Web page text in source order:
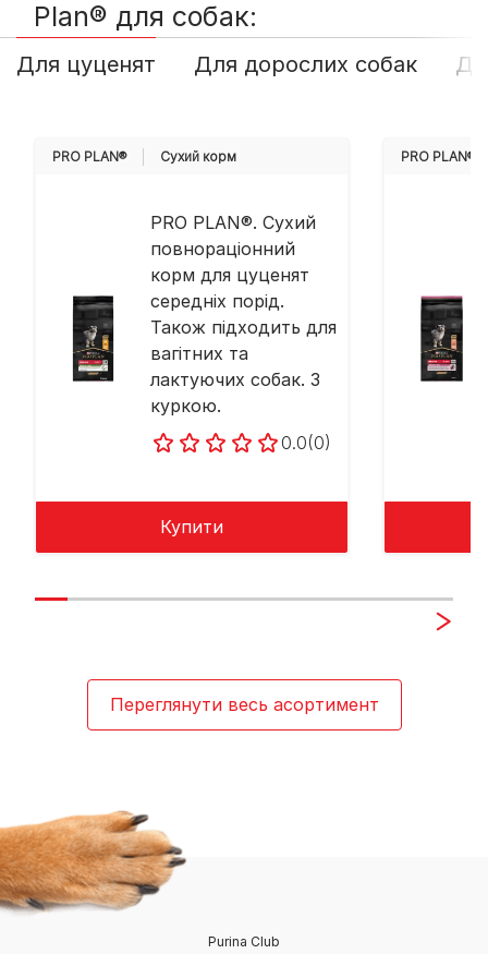
Plan® для собак:
Для цуценят Для дорослих собак
PRO PLAN® Cухий корм
PRO PLAN®. Сухий
повнораціонний
корм для цуценят
середніх порід.
Також підходить для
вагітних та
лактуючих собак. З
куркою.
0.0(0)
Купити
PRO PLAN®
Переглянути весь асортимент
Purina Club